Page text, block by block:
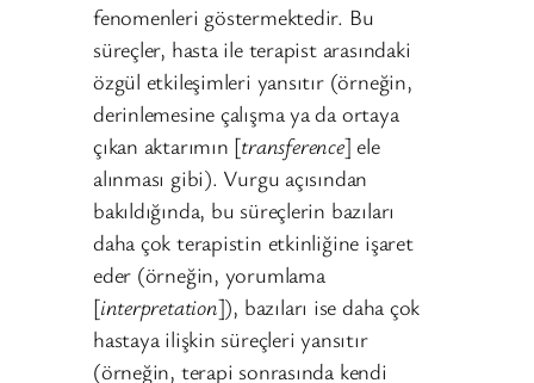
fenomenleri göstermektedir. Bu
süreçler, hasta ile terapist arasındaki
özgül etkileşimleri yansıtır (örneğin,
derinlemesine çalışma ya da ortaya
çıkan aktarımın [transference] ele
alınması gibi). Vurgu açısından
bakıldığında, bu süreçlerin bazıları
daha çok terapistin etkinliğine işaret
eder (örneğin, yorumlama
[interpretation]), bazıları ise daha çok
hastaya ilişkin süreçleri yansıtır
(örneğin, terapi sonrasında kendi